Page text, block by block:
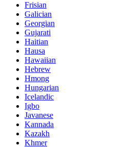
Frisian
Galician
Georgian
Gujarati
Haitian
Hausa
Hawaiian
Hebrew
Hmong
Hungarian
Icelandic
Igbo
Javanese
Kannada
Kazakh
Khmer